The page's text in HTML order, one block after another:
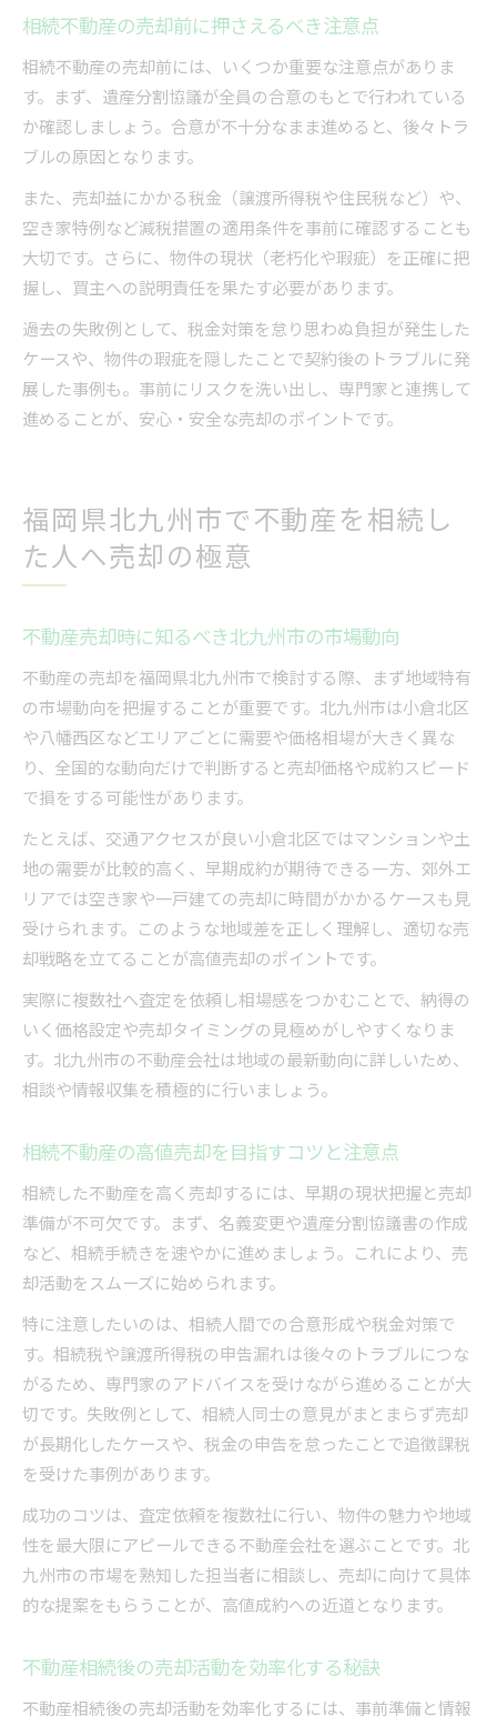
相続不動産の売却前に押さえるべき注意点
相続不動産の売却前には、いくつか重要な注意点がありま
す。まず、遺産分割協議が全員の合意のもとで行われている
か確認しましょう。合意が不十分なまま進めると、後々トラ
ブルの原因となります。
また、売却益にかかる税金（譲渡所得税や住民税など）や、
空き家特例など減税措置の適用条件を事前に確認することも
大切です。さらに、物件の現状（老朽化や瑕疵）を正確に把
握し、買主への説明責任を果たす必要があります。
過去の失敗例として、税金対策を怠り思わぬ負担が発生した
ケースや、物件の瑕疵を隠したことで契約後のトラブルに発
展した事例も。事前にリスクを洗い出し、専門家と連携して
進めることが、安心・安全な売却のポイントです。
福岡県北九州市で不動産を相続し
た人へ売却の極意
不動産売却時に知るべき北九州市の市場動向
不動産の売却を福岡県北九州市で検討する際、まず地域特有
の市場動向を把握することが重要です。北九州市は小倉北区
や八幡西区などエリアごとに需要や価格相場が大きく異な
り、全国的な動向だけで判断すると売却価格や成約スピード
で損をする可能性があります。
たとえば、交通アクセスが良い小倉北区ではマンションや土
地の需要が比較的高く、早期成約が期待できる一方、郊外エ
リアでは空き家や一戸建ての売却に時間がかかるケースも見
受けられます。このような地域差を正しく理解し、適切な売
却戦略を立てることが高値売却のポイントです。
実際に複数社へ査定を依頼し相場感をつかむことで、納得の
いく価格設定や売却タイミングの見極めがしやすくなりま
す。北九州市の不動産会社は地域の最新動向に詳しいため、
相談や情報収集を積極的に行いましょう。
相続不動産の高値売却を目指すコツと注意点
相続した不動産を高く売却するには、早期の現状把握と売却
準備が不可欠です。まず、名義変更や遺産分割協議書の作成
など、相続手続きを速やかに進めましょう。これにより、売
却活動をスムーズに始められます。
特に注意したいのは、相続人間での合意形成や税金対策で
す。相続税や譲渡所得税の申告漏れは後々のトラブルにつな
がるため、専門家のアドバイスを受けながら進めることが大
切です。失敗例として、相続人同士の意見がまとまらず売却
が長期化したケースや、税金の申告を怠ったことで追徴課税
を受けた事例があります。
成功のコツは、査定依頼を複数社に行い、物件の魅力や地域
性を最大限にアピールできる不動産会社を選ぶことです。北
九州市の市場を熟知した担当者に相談し、売却に向けて具体
的な提案をもらうことが、高値成約への近道となります。
不動産相続後の売却活動を効率化する秘訣
不動産相続後の売却活動を効率化するには、事前準備と情報